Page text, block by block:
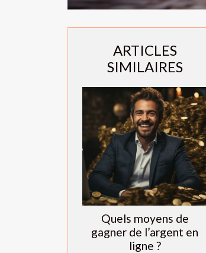
ARTICLES
SIMILAIRES
Quels moyens de
gagner de l’argent en
ligne ?